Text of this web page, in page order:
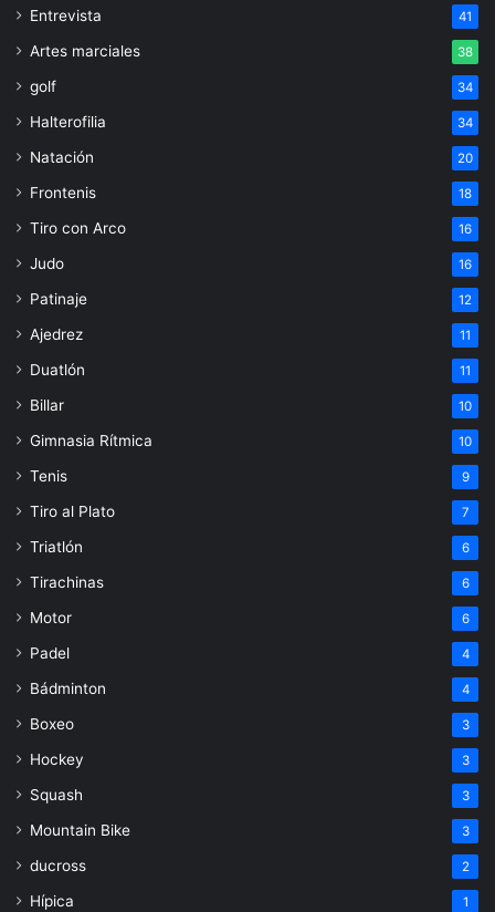
Entrevista 41
Artes marciales 38
golf 34
Halterofilia 34
Natación 20
Frontenis 18
Tiro con Arco 16
Judo 16
Patinaje 12
Ajedrez 11
Duatlón 11
Billar 10
Gimnasia Rítmica 10
Tenis 9
Tiro al Plato 7
Triatlón 6
Tirachinas 6
Motor 6
Padel 4
Bádminton 4
Boxeo 3
Hockey 3
Squash 3
Mountain Bike 3
ducross 2
Hípica 1